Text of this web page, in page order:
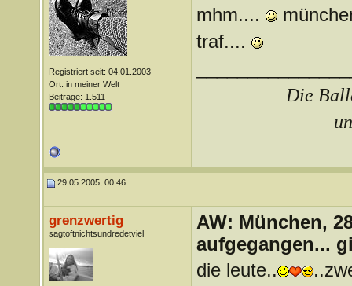
Registriert seit: 04.01.2003
Ort: in meiner Welt
Beiträge: 1.511
mhm....
traf....
Die
29.05.2005, 00:46
grenzwertig
sagtoftnichtsundredetviel
AW: München,
aufgegangen...
die leute..